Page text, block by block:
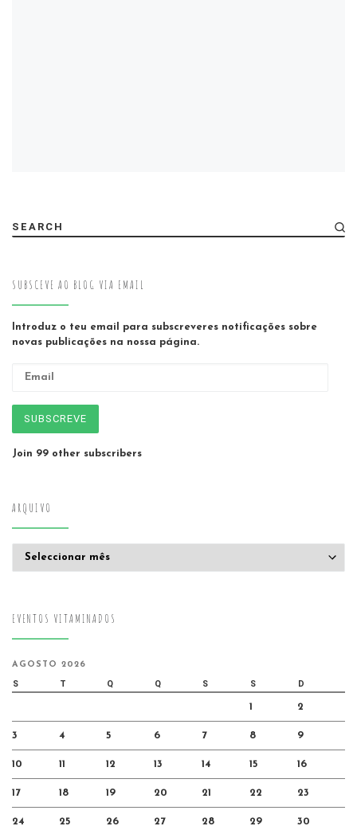
SEARCH
SUBSCEVE AO BLOG VIA EMAIL
Introduz o teu email para subscreveres notificações sobre
novas publicações na nossa página.
SUBSCREVE
Join 99 other subscribers
ARQUIVO
EVENTOS VITAMINADOS
AGOSTO 2026
S T Q Q S S D
1 2
3 4 5 6 7 8 9
10 11 12 13 14 15 16
17 18 19 20 21 22 23
24 25 26 27 28 29 30